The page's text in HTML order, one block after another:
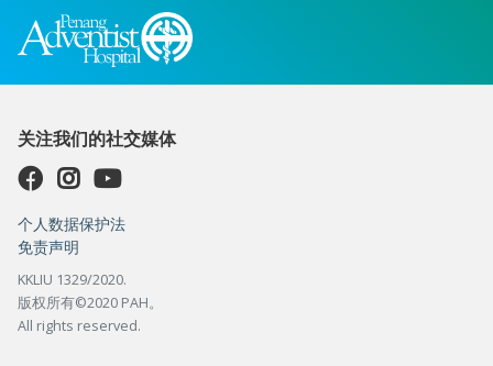
关注我们的社交媒体
个人数据保护法
免责声明
KKLIU 1329/2020.
版权所有©2020 PAH。
All rights reserved.